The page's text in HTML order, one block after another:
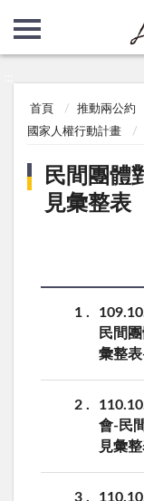
首頁 推動兩公約
國家人權行動計畫
民間團體
見彙整表
1
民間
彙整
2
會-民
見彙
3